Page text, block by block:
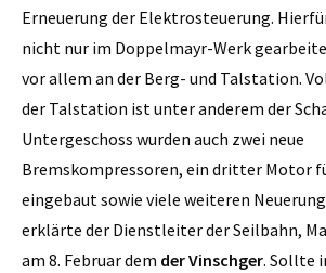
Erneuerung der Elektrosteuerung.
nicht nur im Doppelmayr-Werk
vor allem an der Berg- und Talstation.
der Talstation ist unter anderem der
Untergeschoss wurden auch zwei neue
Bremskompressoren, ein dritter Motor
eingebaut sowie viele weiteren
erklärte der Dienstleiter der Seilbahn,
am 8. Februar dem der Vinschger. Sollte